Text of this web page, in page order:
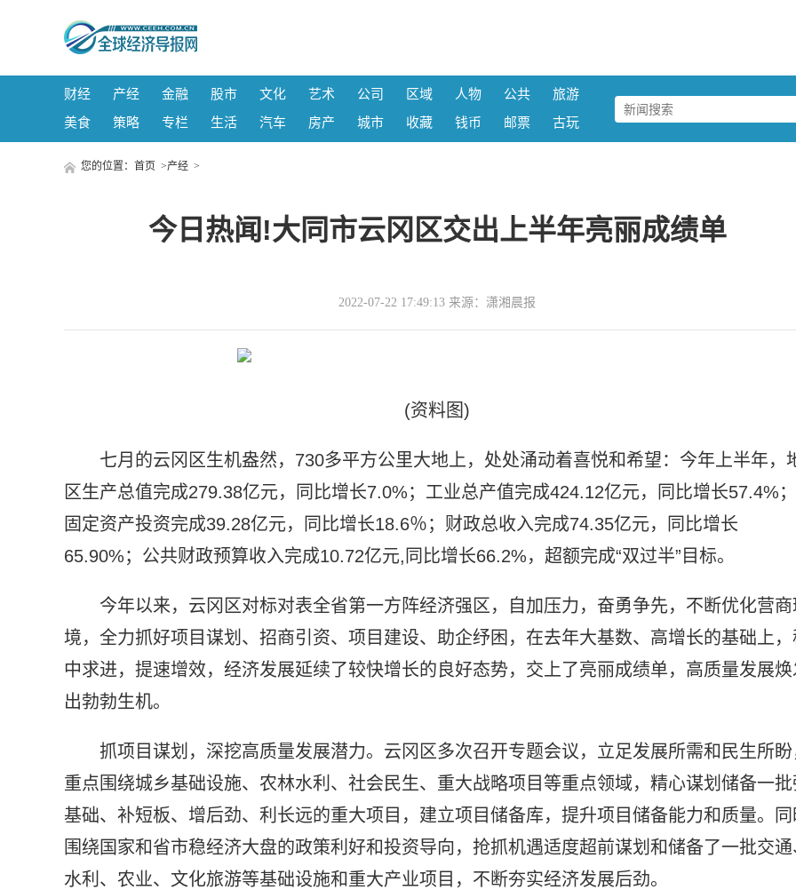
财经 产经 金融 股市 文化 艺术 公司 区域 人物 公共
旅游
美食
策略 专栏 生活 汽车 房产 城市 收藏 钱币 邮票 古玩
您的位置： 首页 >产经 >
今日热闻!大同市云冈区交出上半年亮丽成绩单
2022-07-22 17:49:13 来源：潇湘晨报
(资料图)
七月的云冈区生机盎然，730多平方公里大地上，处处涌动着喜悦和希望：今年上半年，
区生产总值完成279.38亿元，同比增长7.0%；工业总产值完成424.12亿元，同比增长57.4%；
固定资产投资完成39.28亿元，同比增长18.6％；财政总收入完成74.35亿元，同比增长
65.90%；公共财政预算收入完成10.72亿元,同比增长66.2%，超额完成“双过半”目标。
今年以来，云冈区对标对表全省第一方阵经济强区，自加压力，奋勇争先，不断优化营商
境，全力抓好项目谋划、招商引资、项目建设、助企纾困，在去年大基数、高增长的基础上，
中求进，提速增效，经济发展延续了较快增长的良好态势，交上了亮丽成绩单，高质量发展焕
出勃勃生机。
抓项目谋划，深挖高质量发展潜力。云冈区多次召开专题会议，立足发展所需和民生所盼
重点围绕城乡基础设施、农林水利、社会民生、重大战略项目等重点领域，精心谋划储备一批
基础、补短板、增后劲、利长远的重大项目，建立项目储备库，提升项目储备能力和质量。同
围绕国家和省市稳经济大盘的政策利好和投资导向，抢抓机遇适度超前谋划和储备了一批交通
水利、农业、文化旅游等基础设施和重大产业项目，不断夯实经济发展后劲。